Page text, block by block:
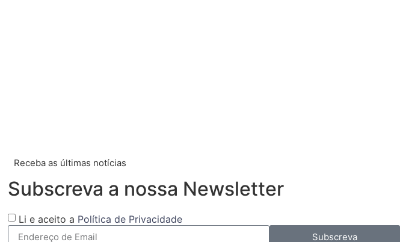
Receba as últimas notícias
Subscreva a nossa Newsletter
Li e aceito a Política de Privacidade
Subscreva